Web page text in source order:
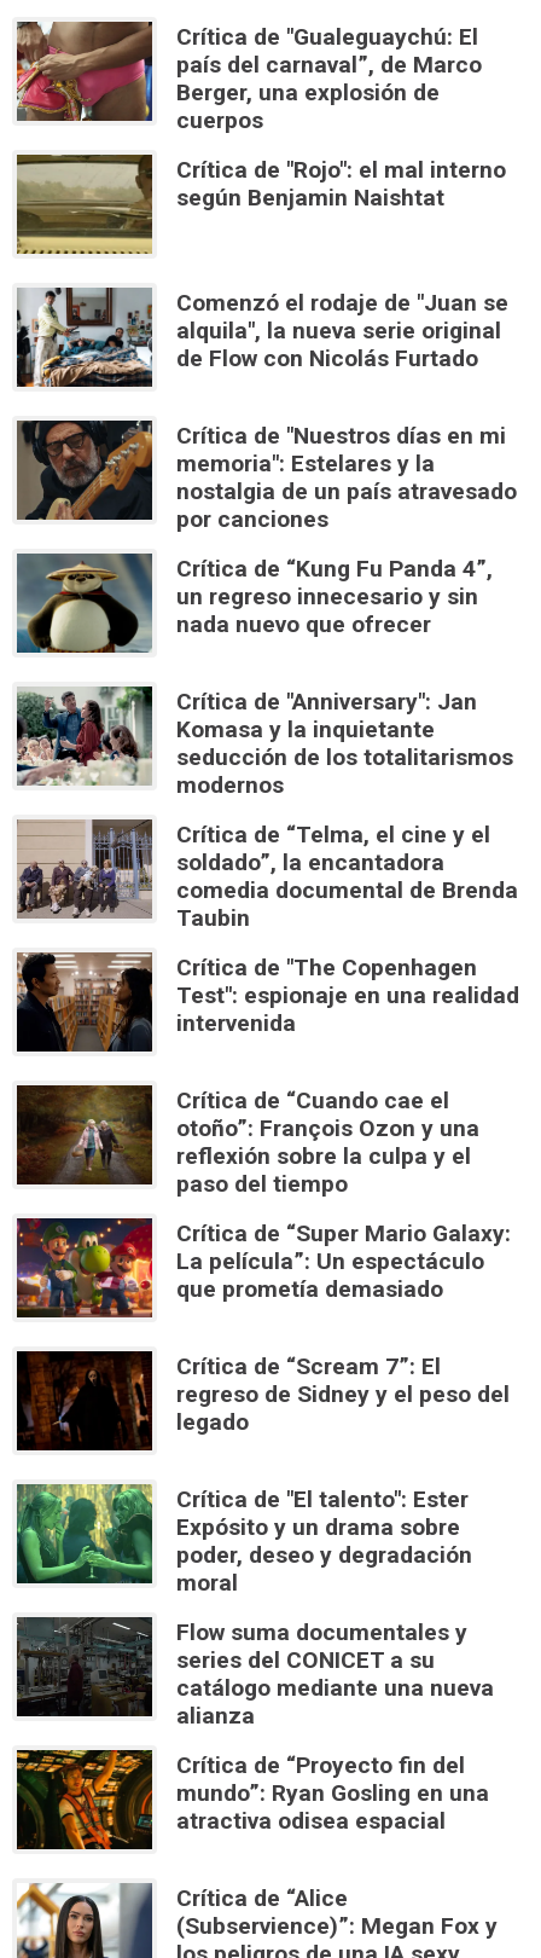
Crítica de "Gualeguaychú: El
país del carnaval”, de Marco
Berger, una explosión de
cuerpos
Crítica de "Rojo": el mal interno
según Benjamin Naishtat
Comenzó el rodaje de "Juan se
alquila", la nueva serie original
de Flow con Nicolás Furtado
Crítica de "Nuestros días en mi
memoria": Estelares y la
nostalgia de un país atravesado
por canciones
Crítica de “Kung Fu Panda 4”,
un regreso innecesario y sin
nada nuevo que ofrecer
Crítica de "Anniversary": Jan
Komasa y la inquietante
seducción de los totalitarismos
modernos
Crítica de “Telma, el cine y el
soldado”, la encantadora
comedia documental de Brenda
Taubin
Crítica de "The Copenhagen
Test": espionaje en una realidad
intervenida
Crítica de “Cuando cae el
otoño”: François Ozon y una
reflexión sobre la culpa y el
paso del tiempo
Crítica de “Super Mario Galaxy:
La película”: Un espectáculo
que prometía demasiado
Crítica de “Scream 7”: El
regreso de Sidney y el peso del
legado
Crítica de "El talento": Ester
Expósito y un drama sobre
poder, deseo y degradación
moral
Flow suma documentales y
series del CONICET a su
catálogo mediante una nueva
alianza
Crítica de “Proyecto fin del
mundo”: Ryan Gosling en una
atractiva odisea espacial
Crítica de “Alice
(Subservience)”: Megan Fox y